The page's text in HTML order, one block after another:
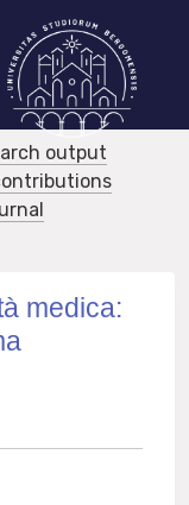
output
medica: